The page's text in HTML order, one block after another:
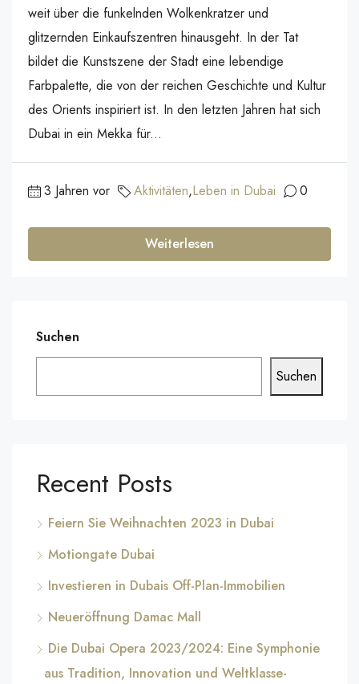
weit über die funkelnden Wolkenkratzer und
glitzernden Einkaufszentren hinausgeht. In der Tat
bildet die Kunstszene der Stadt eine lebendige
Farbpalette, die von der reichen Geschichte und Kultur
des Orients inspiriert ist. In den letzten Jahren hat sich
Dubai in ein Mekka für...
3 Jahren vor Aktivitäten,Leben in Dubai 0
Weiterlesen
Suchen
Suchen
Recent Posts
Feiern Sie Weihnachten 2023 in Dubai
Motiongate Dubai
Investieren in Dubais Off-Plan-Immobilien
Neueröffnung Damac Mall
Die Dubai Opera 2023/2024: Eine Symphonie
aus Tradition, Innovation und Weltklasse-